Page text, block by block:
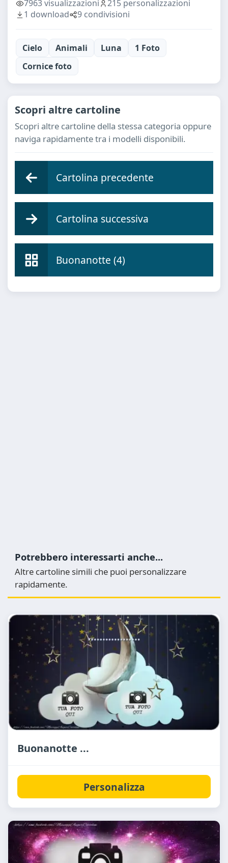
7963 visualizzazioni
215 personalizzazioni
1 download
9 condivisioni
Cielo Animali Luna
1 Foto
Cornice foto
Scopri altre cartoline
Scopri altre cartoline della stessa categoria oppure
naviga rapidamente tra i modelli disponibili.
Cartolina precedente
Cartolina successiva
Buonanotte (4)
Potrebbero interessarti anche...
Altre cartoline simili che puoi personalizzare
rapidamente.
Buonanotte ...
Personalizza